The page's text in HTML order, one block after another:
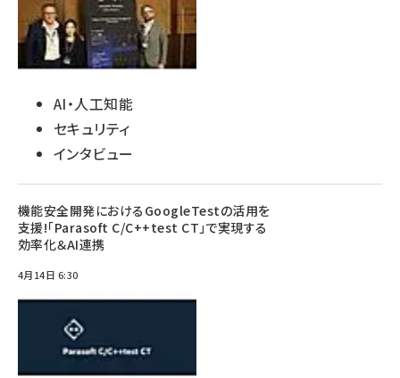
AI・人工知能
セキュリティ
インタビュー
機能安全開発におけるGoogleTestの活用を
支援!「Parasoft C/C++test CT」で実現する
効率化＆AI連携
4月14日 6:30